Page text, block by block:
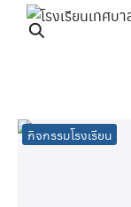
กิจกรรมโรงเรียน